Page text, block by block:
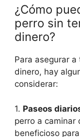
¿Cómo
perro sin
dinero?
Para asegurar
dinero, hay
considerar:
1. Paseos
perro a caminar
beneficioso